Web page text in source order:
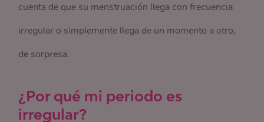
cuenta de que su menstruación llega con frecuencia
irregular o simplemente llega de un momento a otro,
de sorpresa.
¿Por qué mi periodo es
irregular?